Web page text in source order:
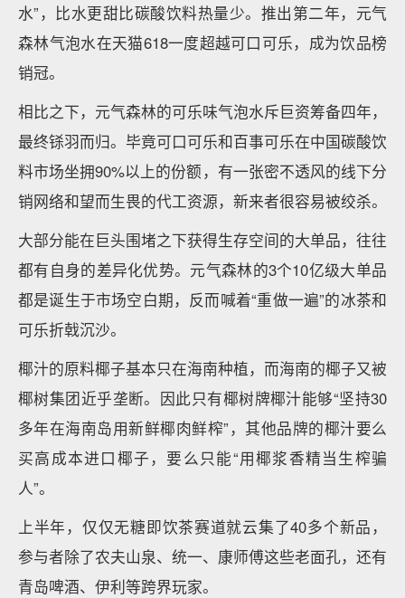
水”，比水更甜比碳酸饮料热量少。推出第二年，元气
森林气泡水在天猫618一度超越可口可乐，成为饮品榜
销冠。
相比之下，元气森林的可乐味气泡水斥巨资筹备四年，
最终铩羽而归。毕竟可口可乐和百事可乐在中国碳酸饮
料市场坐拥90%以上的份额，有一张密不透风的线下分
销网络和望而生畏的代工资源，新来者很容易被绞杀。
大部分能在巨头围堵之下获得生存空间的大单品，往往
都有自身的差异化优势。元气森林的3个10亿级大单品
都是诞生于市场空白期，反而喊着“重做一遍”的冰茶和
可乐折戟沉沙。
椰汁的原料椰子基本只在海南种植，而海南的椰子又被
椰树集团近乎垄断。因此只有椰树牌椰汁能够“坚持30
多年在海南岛用新鲜椰肉鲜榨”，其他品牌的椰汁要么
买高成本进口椰子，要么只能“用椰浆香精当生榨骗
人”。
上半年，仅仅无糖即饮茶赛道就云集了40多个新品，
参与者除了农夫山泉、统一、康师傅这些老面孔，还有
青岛啤酒、伊利等跨界玩家。